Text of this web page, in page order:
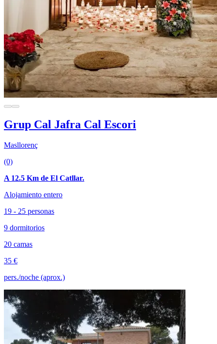
Grup Cal Jafra Cal Escori
Masllorenç
(0)
A 12.5 Km de El Catllar.
Alojamiento entero
19 - 25 personas
9 dormitorios
20 camas
35 €
pers./noche (aprox.)